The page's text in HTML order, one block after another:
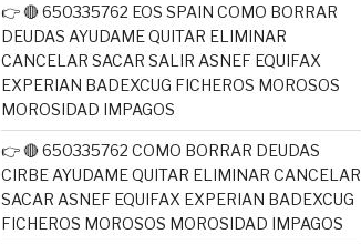
👉 🔴 650335762 EOS SPAIN COMO BORRAR
DEUDAS AYUDAME QUITAR ELIMINAR
CANCELAR SACAR SALIR ASNEF EQUIFAX
EXPERIAN BADEXCUG FICHEROS MOROSOS
MOROSIDAD IMPAGOS
👉 🔴 650335762 COMO BORRAR DEUDAS
CIRBE AYUDAME QUITAR ELIMINAR CANCELAR
SACAR ASNEF EQUIFAX EXPERIAN BADEXCUG
FICHEROS MOROSOS MOROSIDAD IMPAGOS